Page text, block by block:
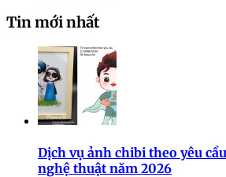
Tin mới nhất
Dịch vụ ảnh chibi theo yêu
nghệ thuật năm 2026